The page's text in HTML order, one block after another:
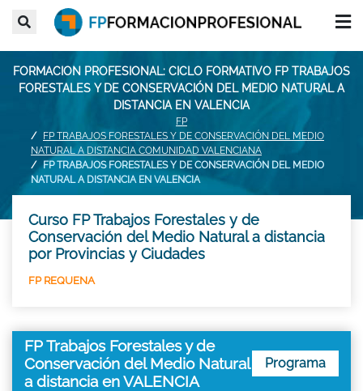
FORMACION PROFESIONAL: CICLO FORMATIVO FP TRABAJOS
FORESTALES Y DE CONSERVACIÓN DEL MEDIO NATURAL A
DISTANCIA EN VALENCIA
FP
FP TRABAJOS FORESTALES Y DE CONSERVACIÓN DEL MEDIO
NATURAL A DISTANCIA COMUNIDAD VALENCIANA
FP TRABAJOS FORESTALES Y DE CONSERVACIÓN DEL MEDIO
NATURAL A DISTANCIA EN VALENCIA
Curso FP Trabajos Forestales y de
Conservación del Medio Natural a distancia
por Provincias y Ciudades
FP REQUENA
FP Trabajos Forestales y de
Conservación del Medio Natural
a distancia en VALENCIA
Programa